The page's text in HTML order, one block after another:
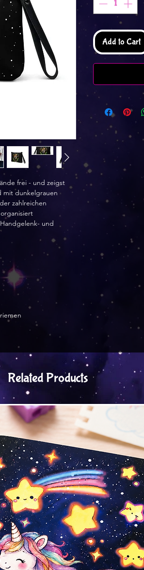
frei - und zeigst
mit dunkelgrauen
zahlreichen
und
Add to Cart
Related Products